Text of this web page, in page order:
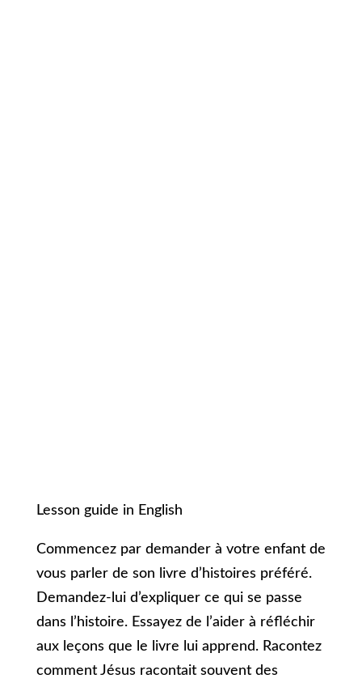
Lesson guide in English
Commencez par demander à votre enfant de
vous parler de son livre d’histoires préféré.
Demandez-lui d’expliquer ce qui se passe
dans l’histoire. Essayez de l’aider à réfléchir
aux leçons que le livre lui apprend. Racontez
comment Jésus racontait souvent des